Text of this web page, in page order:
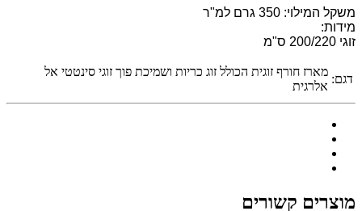
משקל המילוי: 350 גרם למ"ר
מידות:
זוגי 200/220 ס"מ
דגם:
מארז חורף זוגית הכולל זוג כריות ושמיכת פוך זוגי סינטטי אל
אלרגית
מוצרים קשורים